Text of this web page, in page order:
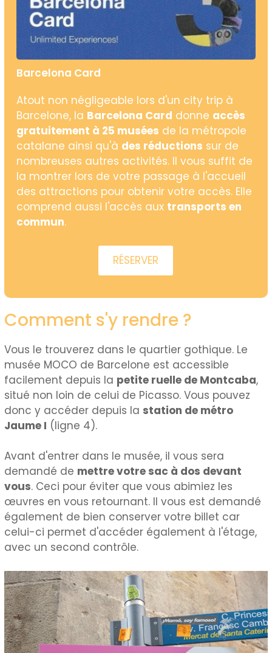
Barcelona Card
Atout non négligeable lors d'un city trip à
Barcelone, la Barcelona Card donne accès
gratuitement à 25 musées de la métropole
catalane ainsi qu'à des réductions sur de
nombreuses autres activités. Il vous suffit de
la montrer lors de votre passage à l'accueil
des attractions pour obtenir votre accès. Elle
comprend aussi l'accès aux transports en
commun.
RÉSERVER
Comment s'y rendre ?
Vous le trouverez dans le quartier gothique. Le
musée MOCO de Barcelone est accessible
facilement depuis la petite ruelle de Montcaba,
situé non loin de celui de Picasso. Vous pouvez
donc y accéder depuis la station de métro
Jaume I (ligne 4).
Avant d'entrer dans le musée, il vous sera
demandé de mettre votre sac à dos devant
vous. Ceci pour éviter que vous abimiez les
œuvres en vous retournant. Il vous est demandé
également de bien conserver votre billet car
celui-ci permet d'accéder également à l'étage,
avec un second contrôle.